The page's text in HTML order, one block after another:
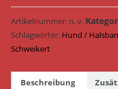
Halsband
mit
Handschlaufe
204220
204222
Artikelnummer: n. v.
Schlagwörter: Hund /
Schweikert
Beschreibung